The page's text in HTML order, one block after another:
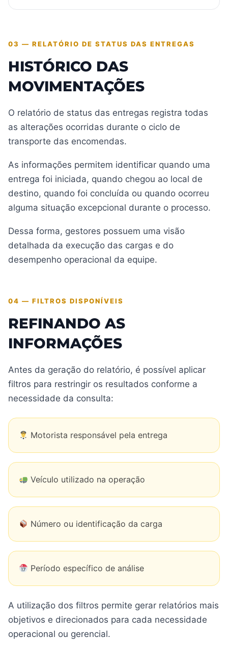
03 — RELATÓRIO DE STATUS DAS ENTREGAS
HISTÓRICO DAS
MOVIMENTAÇÕES
O relatório de status das entregas registra todas
as alterações ocorridas durante o ciclo de
transporte das encomendas.
As informações permitem identificar quando uma
entrega foi iniciada, quando chegou ao local de
destino, quando foi concluída ou quando ocorreu
alguma situação excepcional durante o processo.
Dessa forma, gestores possuem uma visão
detalhada da execução das cargas e do
desempenho operacional da equipe.
04 — FILTROS DISPONÍVEIS
REFINANDO AS
INFORMAÇÕES
Antes da geração do relatório, é possível aplicar
filtros para restringir os resultados conforme a
necessidade da consulta:
Motorista responsável pela entrega
Veículo utilizado na operação
Número ou identificação da carga
Período específico de análise
A utilização dos filtros permite gerar relatórios mais
objetivos e direcionados para cada necessidade
operacional ou gerencial.